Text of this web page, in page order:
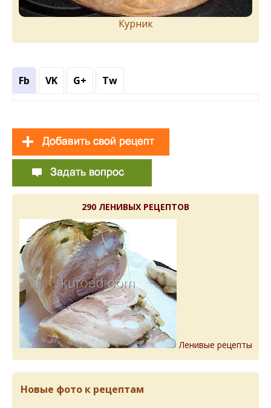
Курник
Fb VK G+ Tw
290 ЛЕНИВЫХ РЕЦЕПТОВ
Ленивые рецепты
Новые фото к рецептам